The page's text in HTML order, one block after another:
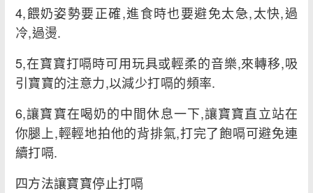
4,餵奶姿勢要正確,進食時也要避免太急,太快,過
冷,過燙.
5,在寶寶打嗝時可用玩具或輕柔的音樂,來轉移,吸
引寶寶的注意力,以減少打嗝的頻率.
6,讓寶寶在喝奶的中間休息一下,讓寶寶直立站在
你腿上,輕輕地拍他的背排氣,打完了飽嗝可避免連
續打嗝.
四方法讓寶寶停止打嗝